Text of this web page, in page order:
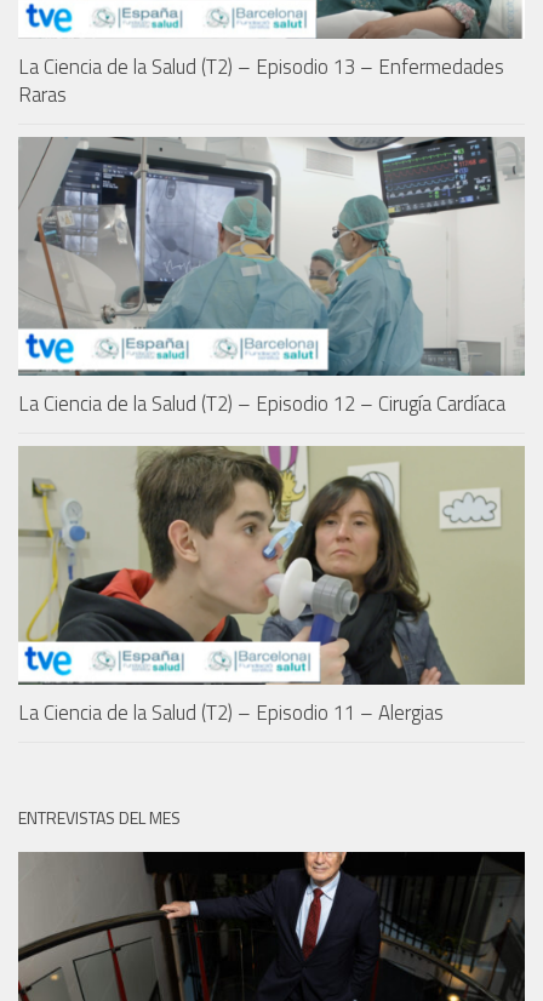
La Ciencia de la Salud (T2) – Episodio 13 – Enfermedades
Raras
La Ciencia de la Salud (T2) – Episodio 12 – Cirugía Cardíaca
La Ciencia de la Salud (T2) – Episodio 11 – Alergias
ENTREVISTAS DEL MES